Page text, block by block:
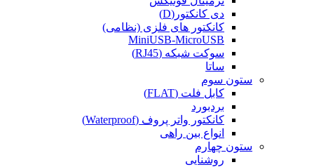
دی کانکتور(D)
کانکتور های فلزی (نظامی)
MiniUSB-MicroUSB
سوکت شبکه (RJ45)
ساتا
ستون سوم
کابل فلت (FLAT)
بردبورد
کانکتور واتر پروف (Waterproof)
انواع بین راهی
ستون چهارم
روشنایی